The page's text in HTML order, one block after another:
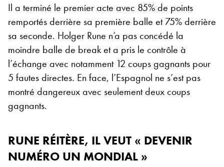
Il a terminé le premier acte avec 85% de points
remportés derrière sa première balle et 75% derrière
sa seconde. Holger Rune n’a pas concédé la
moindre balle de break et a pris le contrôle à
l’échange avec notamment 12 coups gagnants pour
5 fautes directes. En face, l’Espagnol ne s’est pas
montré dangereux avec seulement deux coups
gagnants.
RUNE RÉITÈRE, IL VEUT « DEVENIR
NUMÉRO UN MONDIAL »